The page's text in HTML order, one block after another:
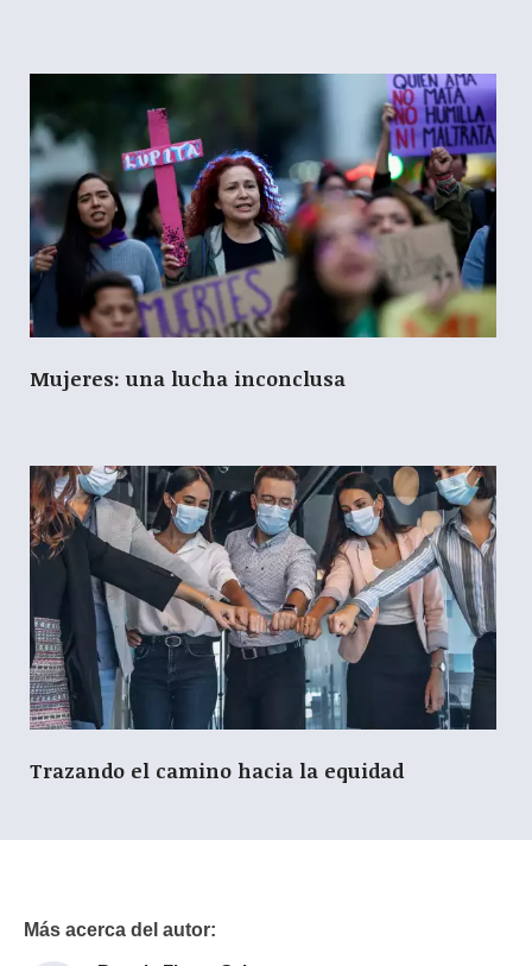
Mujeres: una lucha inconclusa
Trazando el camino hacia la equidad
Más acerca del autor: